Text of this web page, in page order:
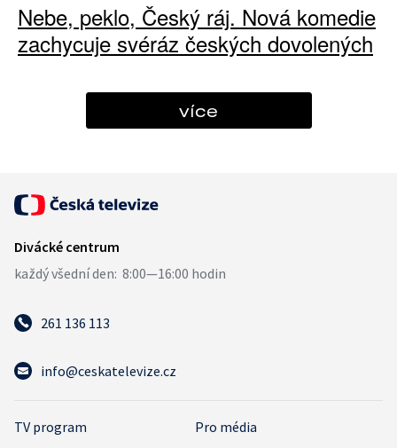
Nebe, peklo, Český ráj. Nová komedie
zachycuje svéráz českých dovolených
více
261 136 113
info@ceskatelevize.cz
TV program
Pro média